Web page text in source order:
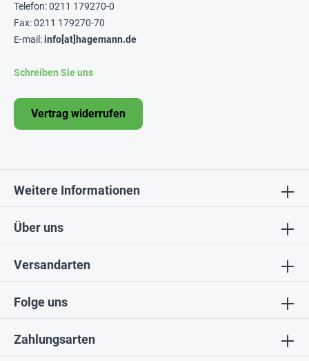
Folge uns
Über uns
Telefon: 0211 179270-0
Fax: 0211 179270-70
E-mail:info[at]hagemann.de
Schreiben Sie uns
Vertrag widerrufen
Weitere Informationen
Zahlungsarten
Versandarten